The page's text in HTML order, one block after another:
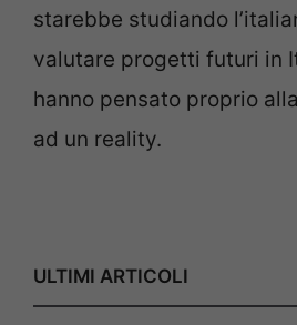
starebbe studiando
valutare progetti futuri in
hanno pensato proprio
ad un reality.
ULTIMI ARTICOLI